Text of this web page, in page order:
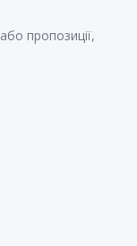
пропозиції,